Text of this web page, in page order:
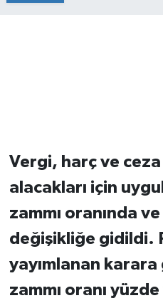
Vergi, harç ve
alacakları için
zammı oranında
değişikliğe gidildi.
yayımlanan
zammı oranı